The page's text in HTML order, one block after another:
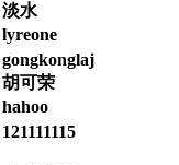
淡水
lyreone
gongkonglaj
胡可荣
hahoo
121111115